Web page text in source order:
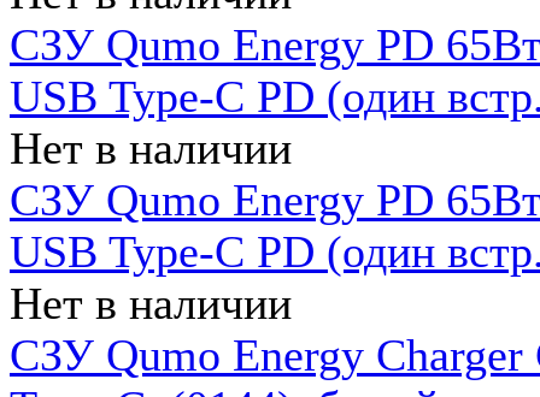
СЗУ Qumo Energy PD
USB Type-C PD (один
Нет в наличии
СЗУ Qumo Energy PD
USB Type-C PD (один
Нет в наличии
СЗУ Qumo Energy